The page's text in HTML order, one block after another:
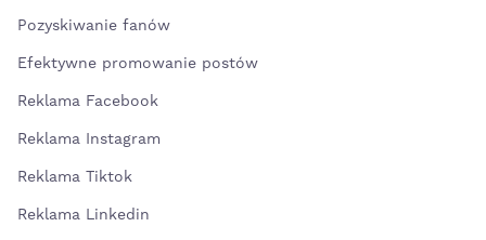
Pozyskiwanie fanów
Efektywne promowanie postów
Reklama Facebook
Reklama Instagram
Reklama Tiktok
Reklama Linkedin